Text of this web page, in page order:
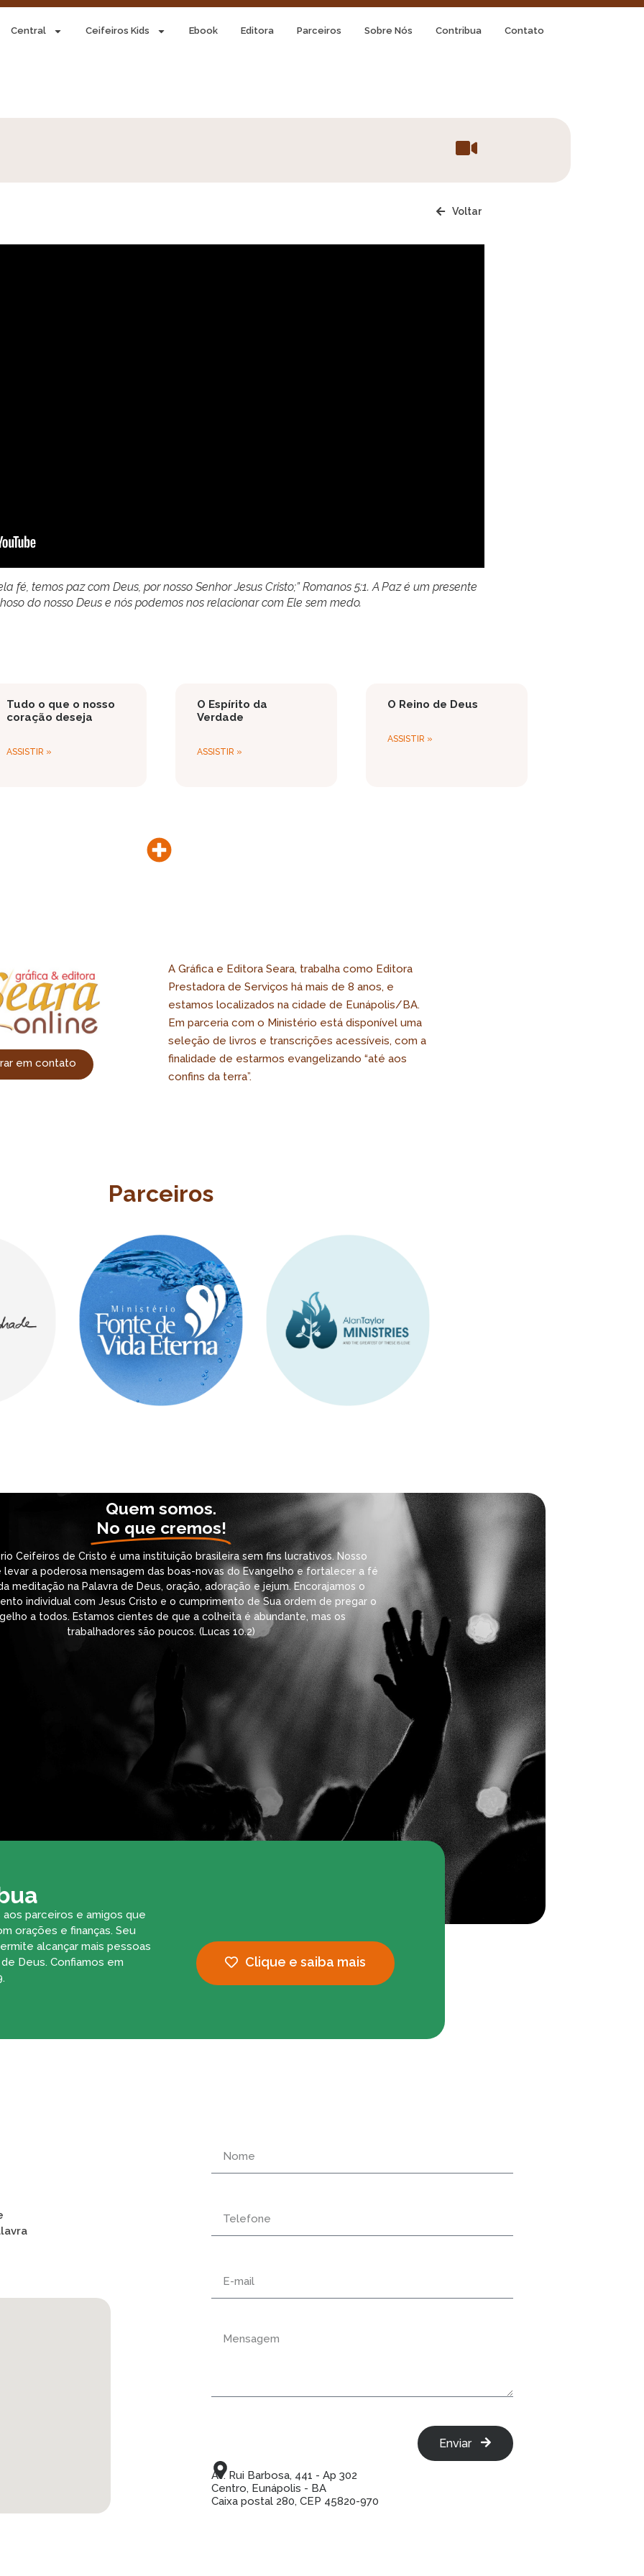
Central Ceifeiros Kids Ebook Editora Parceiros Sobre Nós Contribua Contato
Voltar
fé, temos paz com Deus, por nosso Senhor Jesus Cristo;” Romanos 5:1. A Paz é um presente
do nosso Deus e nós podemos nos relacionar com Ele sem medo.
Tudo o que o nosso
coração deseja
ASSISTIR »
O Espírito da
Verdade
ASSISTIR »
O Reino de Deus
ASSISTIR »
em contato
A Gráfica e Editora Seara, trabalha como Editora
Prestadora de Serviços há mais de 8 anos, e
estamos localizados na cidade de Eunápolis/BA.
Em parceria com o Ministério está disponível uma
seleção de livros e transcrições acessíveis, com a
finalidade de estarmos evangelizando “até aos
confins da terra”.
Parceiros
Quem somos.
No que cremos!
Ceifeiros de Cristo é uma instituição brasileira sem fins lucrativos. Nosso
a poderosa mensagem das boas-novas do Evangelho e fortalecer a fé
meditação na Palavra de Deus, oração, adoração e jejum. Encorajamos o
individual com Jesus Cristo e o cumprimento de Sua ordem de pregar o
a todos. Estamos cientes de que a colheita é abundante, mas os
trabalhadores são poucos. (Lucas 10.2)
parceiros e amigos que
orações e finanças. Seu
alcançar mais pessoas
Deus. Confiamos em
Clique e saiba mais
Enviar
Av. Rui Barbosa, 441 - Ap 302
Centro, Eunápolis - BA
Caixa postal 280, CEP 45820-970